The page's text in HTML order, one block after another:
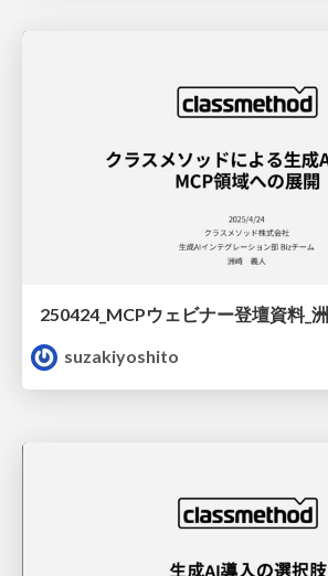
250424_MCPウェビナー登壇資料_
suzakiyoshito